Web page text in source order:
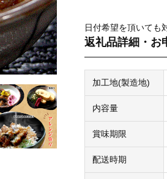
日付希望を頂いても
返礼品詳細・お
加工地(製造地)
内容量
賞味期限
配送時期